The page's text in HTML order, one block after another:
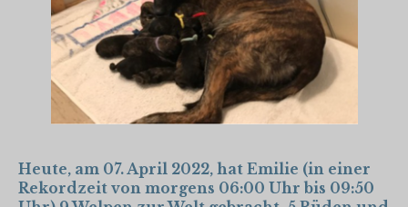
Heute, am 07. April 2022, hat Emilie (in einer
Rekordzeit von morgens 06:00 Uhr bis 09:50